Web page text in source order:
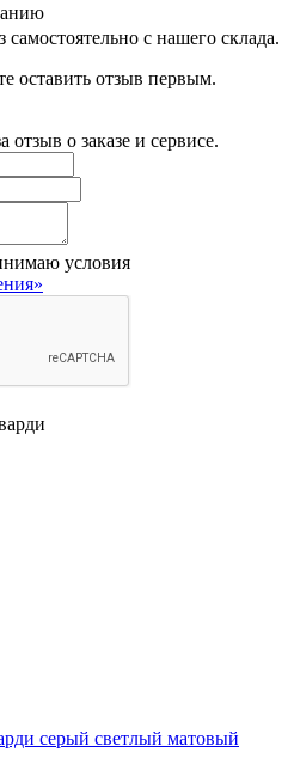
с нашего склада.
оставить отзыв первым.
о заказе и сервисе.
условия
серый светлый матовый